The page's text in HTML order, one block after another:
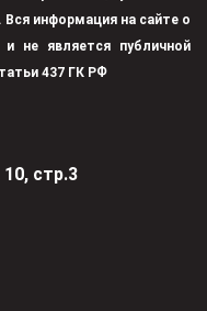
информация на сайте о
и не является публичной
437 ГК РФ
стр.3